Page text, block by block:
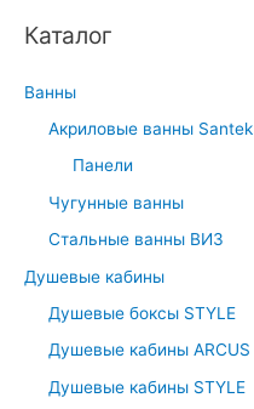
Каталог
Ванны
Акриловые ванны Santek
Панели
Чугунные ванны
Стальные ванны ВИЗ
Душевые кабины
Душевые боксы STYLE
Душевые кабины ARCUS
Душевые кабины STYLE